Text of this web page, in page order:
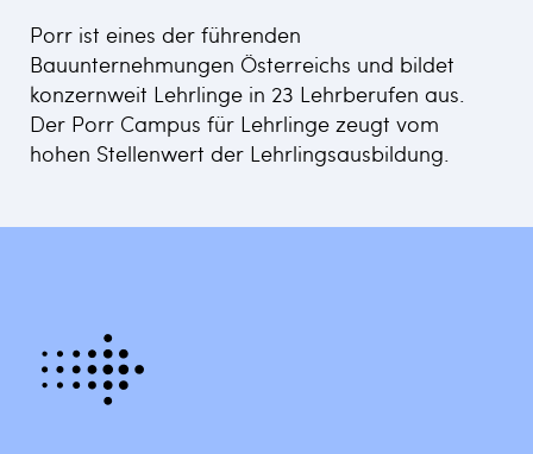
Porr ist eines der führenden
Bauunternehmungen Österreichs und bildet
konzernweit Lehrlinge in 23 Lehrberufen aus.
Der Porr Campus für Lehrlinge zeugt vom
hohen Stellenwert der Lehrlingsausbildung.